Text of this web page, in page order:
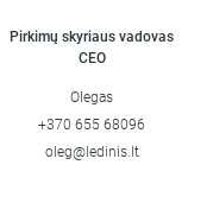
skyriaus vadovas
Olegas
+370 655 68096
oleg@ledinis.lt